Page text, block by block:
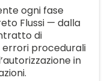
ogni fase
Flussi — dalla
di
procedurali
in